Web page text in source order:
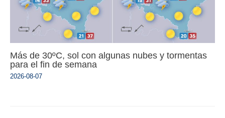
Más de 30ºC, sol con algunas nubes y tormentas
para el fin de semana
2026-08-07